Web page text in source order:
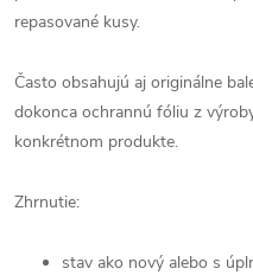
repasované kusy.
Často obsahujú aj originálne
dokonca ochrannú fóliu z
konkrétnom produkte.
Zhrnutie:
stav ako nový alebo s